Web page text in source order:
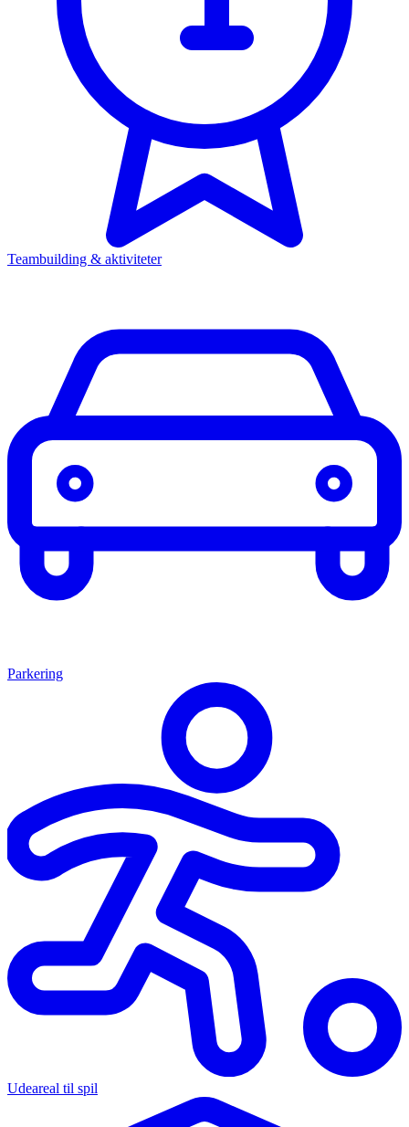
Teambuilding & aktiviteter
Parkering
Udeareal til spil